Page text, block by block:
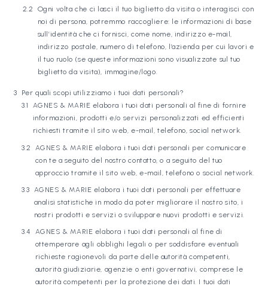
Ogni volta che ci lasci il tuo biglietto da visita o interagisci con
noi di persona, potremmo raccogliere: le informazioni di base
sull’identità che ci fornisci, come nome, indirizzo e-mail,
indirizzo postale, numero di telefono, l’azienda per cui lavori e
il tuo ruolo (se queste informazioni sono visualizzate sul tuo
biglietto da visita), immagine/logo.
Per quali scopi utilizziamo i tuoi dati personali?
AGNES & MARIE elabora i tuoi dati personali al fine di fornire
informazioni, prodotti e/o servizi personalizzati ed efficienti
richiesti tramite il sito web, e-mail, telefono, social network.
AGNES & MARIE elabora i tuoi dati personali per comunicare
con te a seguito del nostro contatto, o a seguito del tuo
approccio tramite il sito web, e-mail, telefono o social network.
AGNES & MARIE elabora i tuoi dati personali per effettuare
analisi statistiche in modo da poter migliorare il nostro sito, i
nostri prodotti e servizi o sviluppare nuovi prodotti e servizi.
AGNES & MARIE elabora i tuoi dati personali al fine di
ottemperare agli obblighi legali o per soddisfare eventuali
richieste ragionevoli da parte delle autorità competenti,
autorità giudiziarie, agenzie o enti governativi, comprese le
autorità competenti per la protezione dei dati. I tuoi dati